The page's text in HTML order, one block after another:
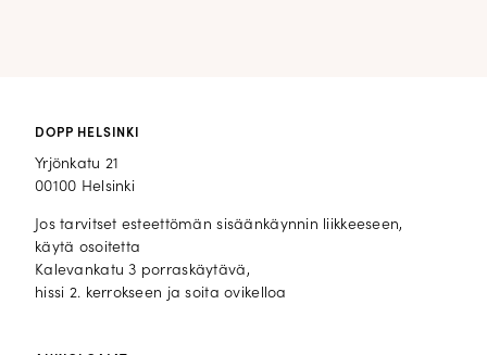
DOPP HELSINKI
Yrjönkatu 21
00100 Helsinki
Jos tarvitset esteettömän sisäänkäynnin liikkeeseen,
käytä osoitetta
Kalevankatu 3 porraskäytävä,
hissi 2. kerrokseen ja soita ovikelloa